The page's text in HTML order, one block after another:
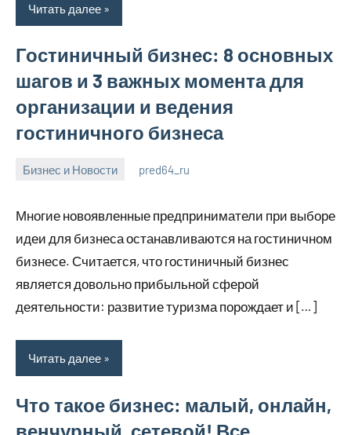
Читать далее
Гостиничный бизнес: 8 основных
шагов и 3 важных момента для
организации и ведения
гостиничного бизнеса
Бизнес и Новости
2023
pred64_ru
Многие новоявленные предприниматели при выборе
идеи для бизнеса останавливаются на гостиничном
бизнесе. Считается, что гостиничный бизнес
является довольно прибыльной сферой
деятельности: развитие туризма порождает и […]
Читать далее
Что такое бизнес: малый, онлайн,
венчурный, сетевой! Все